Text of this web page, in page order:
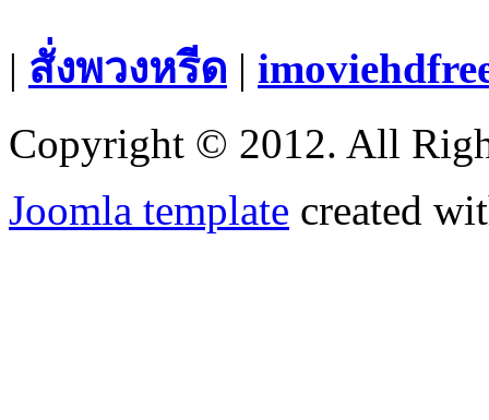
| สั่งพวงหรีด |
Copyright © 2012. All
Joomla template created